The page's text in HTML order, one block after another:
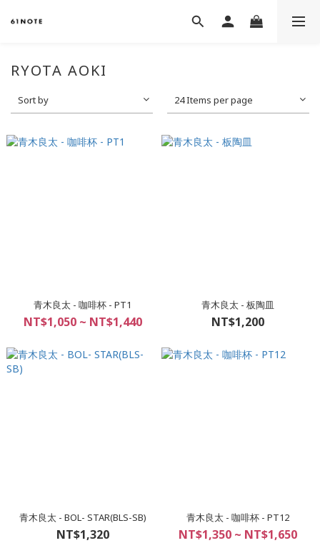
RYOTA AOKI
Sort by 24 Items per page
青木良太 - 咖啡杯 - PT1
NT$1,050 ~ NT$1,440
青木良太 - 板陶皿
NT$1,200
青木良太 - BOL- STAR(BLS-SB)
NT$1,320
青木良太 - 咖啡杯 - PT12
NT$1,350 ~ NT$1,650